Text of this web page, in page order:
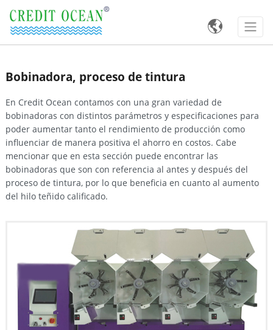

Bobinadora, proceso de tintura
En Credit Ocean contamos con una gran variedad de
bobinadoras con distintos parámetros y especificaciones para
poder aumentar tanto el rendimiento de producción como
influenciar de manera positiva el ahorro en costos. Cabe
mencionar que en esta sección puede encontrar las
bobinadoras que son con referencia al antes y después del
proceso de tintura, por lo que beneficia en cuanto al aumento
del hilo teñido calificado.